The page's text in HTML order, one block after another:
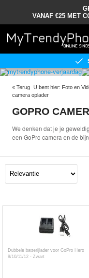
VANAF €25 MET
« Terug U bent hier: Foto en
camera oplader
GOPRO
We denken dat je je
een GoPro camera en de
Dubbele batterijlader voor GoPro Hero
9/10/11/12 - Zwart